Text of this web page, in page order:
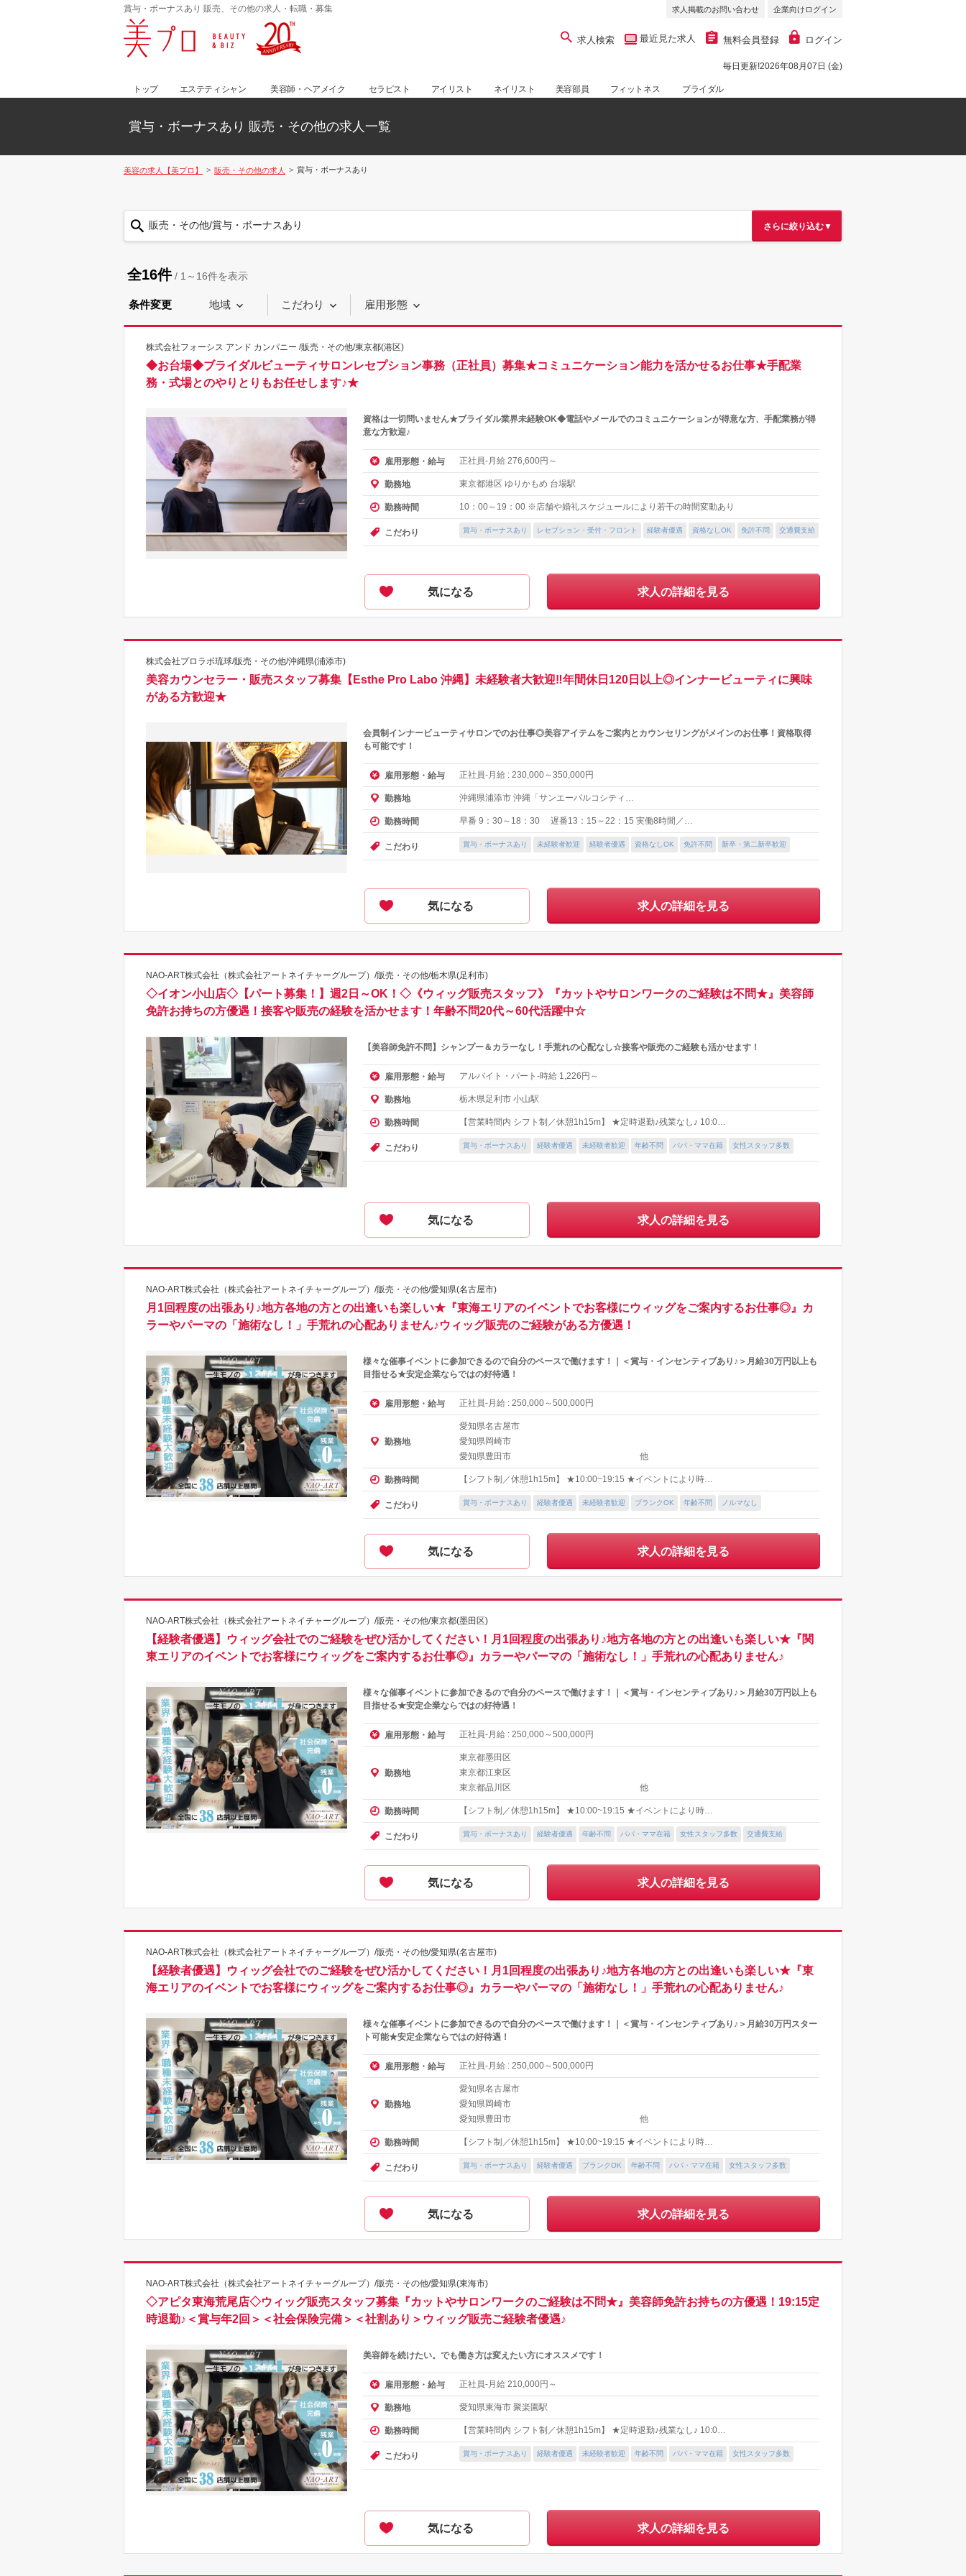
賞与・ボーナスあり 販売、その他の求人・転職・募集 求人掲載のお問い合わせ 企業向けログイン
求人検索 最近見た求人 無料会員登録 ログイン
毎日更新!2026年08月07日 (金)
トップ エステティシャン 美容師・ヘアメイク セラピスト アイリスト ネイリスト 美容部員 フィットネス ブライダル
賞与・ボーナスあり 販売・その他の求人一覧
美容の求人【美プロ】 販売・その他の求人 賞与・ボーナスあり
販売・その他/賞与・ボーナスあり さらに絞り込む▼
全16件/ 1～16件を表示
条件変更 地域 こだわり 雇用形態
株式会社フォーシス アンド カンパニー /販売・その他/東京都(港区)
◆お台場◆ブライダルビューティサロンレセプション事務（正社員）募集★コミュニケーション能力を活かせるお仕事★手配業
務・式場とのやりとりもお任せします♪★
資格は一切問いません★ブライダル業界未経験OK◆電話やメールでのコミュニケーションが得意な方、手配業務が得
意な方歓迎♪
雇用形態・給与 正社員-月給 276,600円～
勤務地 東京都港区 ゆりかもめ 台場駅
勤務時間 10：00～19：00 ※店舗や婚礼スケジュールにより若干の時間変動あり
こだわり 賞与・ボーナスあり レセプション・受付・フロント 経験者優遇 資格なしOK 免許不問 交通費支給
気になる 求人の詳細を見る
株式会社プロラボ琉球/販売・その他/沖縄県(浦添市)
美容カウンセラー・販売スタッフ募集【Esthe Pro Labo 沖縄】未経験者大歓迎‼︎年間休日120日以上◎インナービューティに興味
がある方歓迎★
会員制インナービューティサロンでのお仕事◎美容アイテムをご案内とカウンセリングがメインのお仕事！資格取得
も可能です！
雇用形態・給与 正社員-月給 : 230,000～350,000円
勤務地
沖縄県浦添市 沖縄「サンエーパルコシティ
線」
勤務時間
早番 9：30～18：30 遅番13：15～22：15 実働8時間／…
こだわり 賞与・ボーナスあり 未経験者歓迎 経験者優遇 資格なしOK 免許不問 新卒・第二新卒歓迎
気になる 求人の詳細を見る
NAO-ART株式会社（株式会社アートネイチャーグループ）/販売・その他/栃木県(足利市)
◇イオン小山店◇【パート募集！】週2日～OK！◇《ウィッグ販売スタッフ》『カットやサロンワークのご経験は不問★』美容師
免許お持ちの方優遇！接客や販売の経験を活かせます！年齢不問20代～60代活躍中☆
【美容師免許不問】シャンプー＆カラーなし！手荒れの心配なし☆接客や販売のご経験も活かせます！
雇用形態・給与 アルバイト・パート-時給 1,226 円～
勤務地 栃木県足利市 小山駅
勤務時間 【営業時間内 シフト制／休憩1h15m】 ★定時退勤♪残業なし♪ 10:0…
こだわり 賞与・ボーナスあり 経験者優遇 未経験者歓迎 年齢不問 パパ・ママ在籍 女性スタッフ多数
気になる 求人の詳細を見る
NAO-ART株式会社（株式会社アートネイチャーグループ）/販売・その他/愛知県(名古屋市)
月1回程度の出張あり♪地方各地の方との出逢いも楽しい★『東海エリアのイベントでお客様にウィッグをご案内するお仕事◎』カ
ラーやパーマの「施術なし！」手荒れの心配ありません♪ウィッグ販売のご経験がある方優遇！
様々な催事イベントに参加できるので自分のペースで働けます！｜＜賞与・インセンティブあり♪＞月給30万円以上も
目指せる★安定企業ならではの好待遇！
雇用形態・給与 正社員-月給 : 250,000～500,000円
勤務地
愛知県名古屋市
愛知県岡崎市
愛知県豊田市
他
勤務時間 【シフト制／休憩1h15m】 ★10:00~19:15 ★イベントにより時…
こだわり 賞与・ボーナスあり 経験者優遇 未経験者歓迎 ブランクOK 年齢不問 ノルマなし
気になる 求人の詳細を見る
NAO-ART株式会社（株式会社アートネイチャーグループ）/販売・その他/東京都(墨田区)
【経験者優遇】ウィッグ会社でのご経験をぜひ活かしてください！月1回程度の出張あり♪地方各地の方との出逢いも楽しい★『関
東エリアのイベントでお客様にウィッグをご案内するお仕事◎』カラーやパーマの「施術なし！」手荒れの心配ありません♪
様々な催事イベントに参加できるので自分のペースで働けます！｜＜賞与・インセンティブあり♪＞月給30万円以上も
目指せる★安定企業ならではの好待遇！
雇用形態・給与 正社員-月給 : 250,000～500,000円
勤務地
東京都墨田区
東京都江東区
東京都品川区
他
勤務時間 【シフト制／休憩1h15m】 ★10:00~19:15 ★イベントにより時…
こだわり 賞与・ボーナスあり 経験者優遇 年齢不問 パパ・ママ在籍 女性スタッフ多数 交通費支給
気になる 求人の詳細を見る
NAO-ART株式会社（株式会社アートネイチャーグループ）/販売・その他/愛知県(名古屋市)
【経験者優遇】ウィッグ会社でのご経験をぜひ活かしてください！月1回程度の出張あり♪地方各地の方との出逢いも楽しい★『東
海エリアのイベントでお客様にウィッグをご案内するお仕事◎』カラーやパーマの「施術なし！」手荒れの心配ありません♪
様々な催事イベントに参加できるので自分のペースで働けます！｜＜賞与・インセンティブあり♪＞月給30万円スター
ト可能★安定企業ならではの好待遇！
雇用形態・給与 正社員-月給 : 250,000～500,000円
勤務地
愛知県名古屋市
愛知県岡崎市
愛知県豊田市
他
勤務時間 【シフト制／休憩1h15m】 ★10:00~19:15 ★イベントにより時…
こだわり 賞与・ボーナスあり 経験者優遇 ブランクOK 年齢不問 パパ・ママ在籍 女性スタッフ多数
気になる 求人の詳細を見る
NAO-ART株式会社（株式会社アートネイチャーグループ）/販売・その他/愛知県(東海市)
◇アピタ東海荒尾店◇ウィッグ販売スタッフ募集『カットやサロンワークのご経験は不問★』美容師免許お持ちの方優遇！19:15定
時退勤♪＜賞与年2回＞＜社会保険完備＞＜社割あり＞ウィッグ販売ご経験者優遇♪
美容師を続けたい。でも働き方は変えたい方にオススメです！
雇用形態・給与 正社員-月給 210,000円～
勤務地 愛知県東海市 聚楽園駅
勤務時間 【営業時間内 シフト制／休憩1h15m】 ★定時退勤♪残業なし♪ 10:0…
こだわり 賞与・ボーナスあり 経験者優遇 未経験者歓迎 年齢不問 パパ・ママ在籍 女性スタッフ多数
気になる 求人の詳細を見る